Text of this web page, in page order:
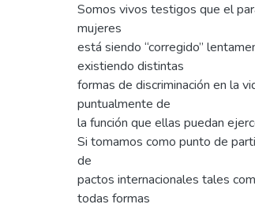
Somos vivos testigos que el
mujeres
está siendo “corregido”
existiendo distintas
formas de discriminación en la
puntualmente de
la función que ellas puedan
Si tomamos como punto de
de
pactos internacionales tales
todas formas